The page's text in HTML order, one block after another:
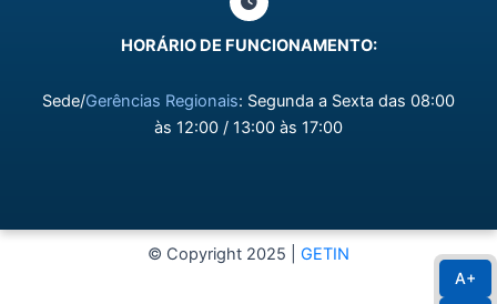
HORÁRIO DE FUNCIONAMENTO:
Sede/Gerências Regionais: Segunda a Sexta das 08:00
às 12:00 / 13:00 às 17:00
© Copyright 2025 | GETIN
A+